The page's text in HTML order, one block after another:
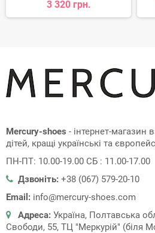
3 320 грн.
Mercury-shoes - інтернет-магазин
дітей, кращі українські та
ПН-ПТ: 10.00-19.00 СБ : 11.00-17.00
Дзвоніть: +38 (067) 579-20-10
Email: info@mercury-shoes.com
Адреса: Україна, Полтавська
Свободи, 55, ТЦ "Меркурій" (біля